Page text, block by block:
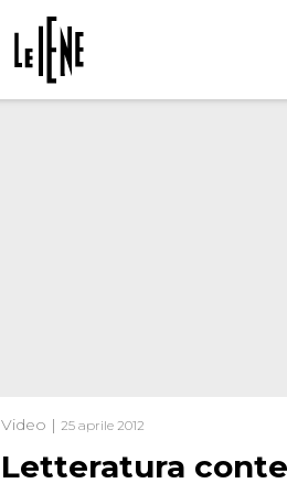
Video | 25 aprile 2012
Letteratura